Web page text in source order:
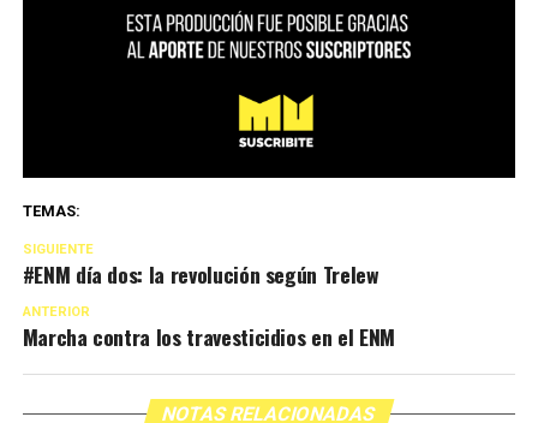
TEMAS:
SIGUIENTE
#ENM día dos: la revolución según Trelew
ANTERIOR
Marcha contra los travesticidios en el ENM
NOTAS RELACIONADAS